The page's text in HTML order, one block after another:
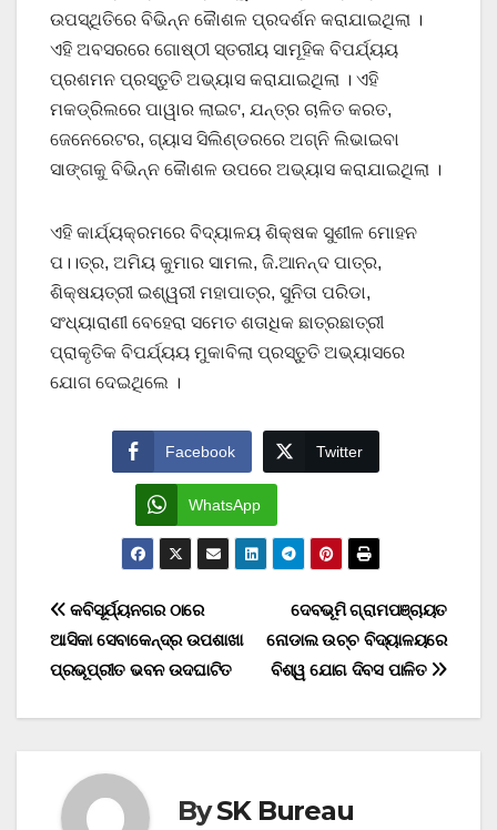
ଉପସ୍ଥିତିରେ ବିଭିନ୍ନ କୈାଶଳ ପ୍ରଦର୍ଶନ କରାଯାଇଥିଲା ।
ଏହି ଅବସରରେ ଗୋଷ୍ଠୀ ସ୍ତରୀୟ ସାମୂହିକ ବିପର୍ଯ୍ୟୟ
ପ୍ରଶମନ ପ୍ରସ୍ତୁତି ଅଭ୍ୟାସ କରାଯାଇଥିଲା । ଏହି
ମକଡ୍ରିଲରେ ପାୱାର ଲାଇଟ, ଯନ୍ତ୍ର ଚାଳିତ କରତ,
ଜେନେରେଟର, ଗ୍ୟାସ ସିଲିଣ୍ଡରରେ ଅଗ୍ନି ଲିଭାଇବା
ସାଙ୍ଗକୁ ବିଭିନ୍ନ କୈାଶଳ ଉପରେ ଅଭ୍ୟାସ କରାଯାଇଥିଲା ।
ଏହି କାର୍ଯ୍ୟକ୍ରମରେ ବିଦ୍ୟାଳୟ ଶିକ୍ଷକ ସୁଶୀଳ ମୋହନ
ପ।।ତ୍ର, ଅମିୟ କୁମାର ସାମଲ, ଜି.ଆନନ୍ଦ ପାତ୍ର,
ଶିକ୍ଷୟତ୍ରୀ ଇଶ୍ୱରୀ ମହାପାତ୍ର, ସୁନିତା ପରିଡା,
ସଂଧ୍ୟାରାଣୀ ବେହେରା ସମେତ ଶତାଧିକ ଛାତ୍ରଛାତ୍ରୀ
ପ୍ରାକୃତିକ ବିପର୍ଯ୍ୟୟ ମୁକାବିଲା ପ୍ରସ୍ତୁତି ଅଭ୍ୟାସରେ
ଯୋଗ ଦେଇଥିଲେ ।
Facebook Twitter
WhatsApp
Post
navigation
ଦେବଭୂମି ଗ୍ରାମପଞ୍ଚାୟତ
ନୋଡାଲ ଉଚ୍ଚ ବିଦ୍ୟାଳୟରେ
ବିଶ୍ୱ ଯୋଗ ଦିବସ ପାଳିତ
କବିସୂର୍ଯ୍ୟନଗର ଠାରେ
ଆସିକା ସେବାକେନ୍ଦ୍ର ଉପଶାଖା
ପ୍ରଭୂପ୍ରୀତ ଭବନ ଉଦଘାଟିତ
BySK Bureau